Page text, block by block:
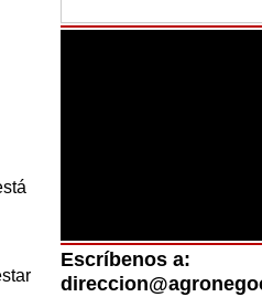
Escríbenos a: